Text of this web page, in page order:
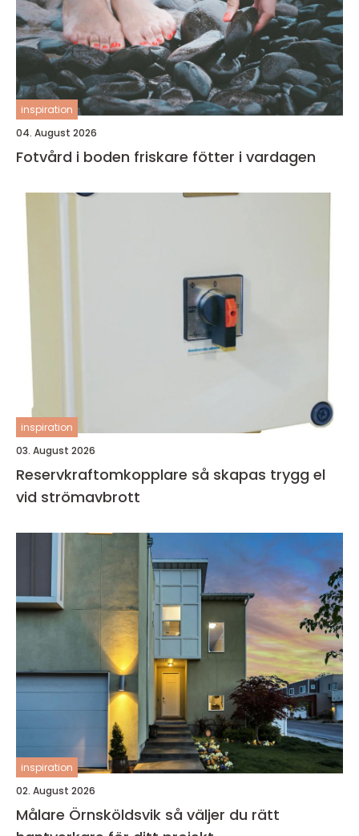
inspiration
04. August 2026
Fotvård i boden friskare fötter i vardagen
inspiration
03. August 2026
Reservkraftomkopplare så skapas trygg el
vid strömavbrott
inspiration
02. August 2026
Målare Örnsköldsvik så väljer du rätt